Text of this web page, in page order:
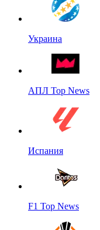
Украина
АПЛ Top News
Испания
F1 Top News